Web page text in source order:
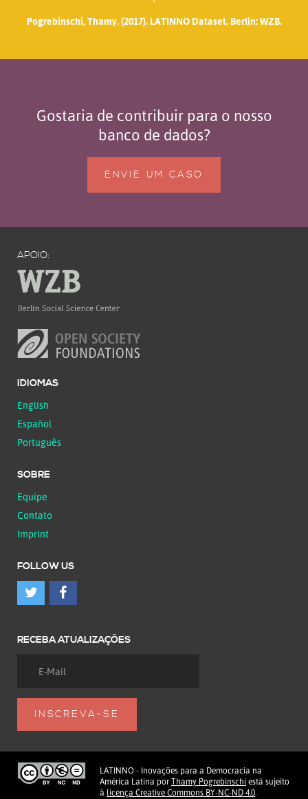
Pogrebinschi, Thamy. (2017). LATINNO Dataset. Berlin: WZB.
Gostaria de contribuir para o nosso
banco de dados?
ENVIE UM CASO
APOIO:
IDIOMAS
English
Español
Português
SOBRE
Equipe
Contato
Imprint
FOLLOW US
RECEBA ATUALIZAÇÕES
LATINNO - Inovações para a Democracia na
América Latina por Thamy Pogrebinschi está sujeito
à licença Creative Commons BY-NC-ND 4.0.